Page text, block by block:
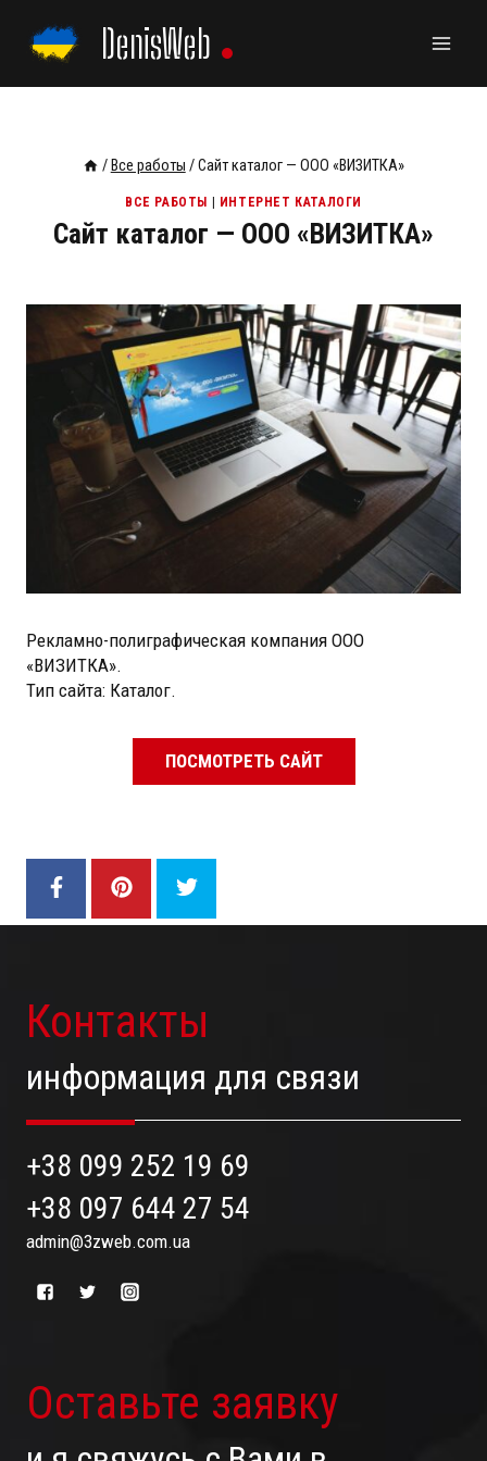
содержанию
DenisWeb
/Все работы /Сайт каталог — ООО «ВИЗИТКА»
ВСЕ РАБОТЫ ИНТЕРНЕТ КАТАЛОГИ
Сайт каталог — ООО «ВИЗИТКА»
Рекламно-полиграфическая компания ООО
«ВИЗИТКА».
Тип сайта: Каталог.
ПОСМОТРЕТЬ САЙТ
Контакты
информация для связи
+38 099 252 19 69
+38 097 644 27 54
admin@3zweb.com.ua
Оставьте заявку